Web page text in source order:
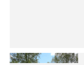
huomioivaa